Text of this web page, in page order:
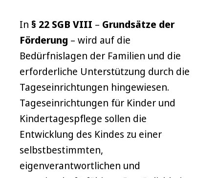
In § 22 SGB VIII – Grundsätze der
Förderung – wird auf die
Bedürfnislagen der Familien und die
erforderliche Unterstützung durch die
Tageseinrichtungen hingewiesen.
Tageseinrichtungen für Kinder und
Kindertagespflege sollen die
Entwicklung des Kindes zu einer
selbstbestimmten,
eigenverantwortlichen und